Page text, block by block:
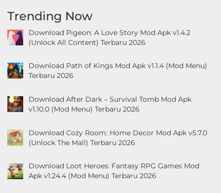
Trending Now
Download Pigeon: A Love Story Mod Apk v1.4.2
(Unlock All Content) Terbaru 2026
Download Path of Kings Mod Apk v1.1.4 (Mod Menu)
Terbaru 2026
Download After Dark – Survival Tomb Mod Apk
v1.10.0 (Mod Menu) Terbaru 2026
Download Cozy Room: Home Decor Mod Apk v5.7.0
(Unlock The Mall) Terbaru 2026
Download Loot Heroes: Fantasy RPG Games Mod
Apk v1.24.4 (Mod Menu) Terbaru 2026